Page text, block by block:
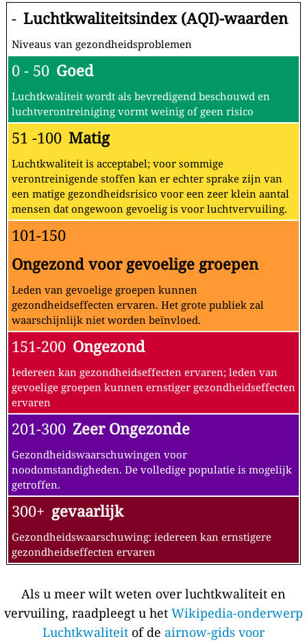
- Luchtkwaliteitsindex (AQI)-waarden
Niveaus van gezondheidsproblemen
0 - 50 Goed
Luchtkwaliteit wordt als bevredigend beschouwd en
luchtverontreiniging vormt weinig of geen risico
51 -100 Matig
Luchtkwaliteit is acceptabel; voor sommige
verontreinigende stoffen kan er echter sprake zijn van
een matige gezondheidsrisico voor een zeer klein aantal
mensen dat ongewoon gevoelig is voor luchtvervuiling.
101-150
Ongezond voor gevoelige groepen
Leden van gevoelige groepen kunnen
gezondheidseffecten ervaren. Het grote publiek zal
waarschijnlijk niet worden beïnvloed.
151-200 Ongezond
Iedereen kan gezondheidseffecten ervaren; leden van
gevoelige groepen kunnen ernstiger gezondheidseffecten
ervaren
201-300 Zeer Ongezonde
Gezondheidswaarschuwingen voor
noodomstandigheden. De volledige populatie is mogelijk
getroffen.
300+ gevaarlijk
Gezondheidswaarschuwing: iedereen kan ernstigere
gezondheidseffecten ervaren
Als u meer wilt weten over luchtkwaliteit en
vervuiling, raadpleegt u het Wikipedia-onderwerp
Luchtkwaliteit of de airnow-gids voor